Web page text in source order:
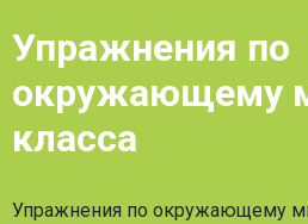
Упражнения по
окружающему
класса
Упражнения по окружающему